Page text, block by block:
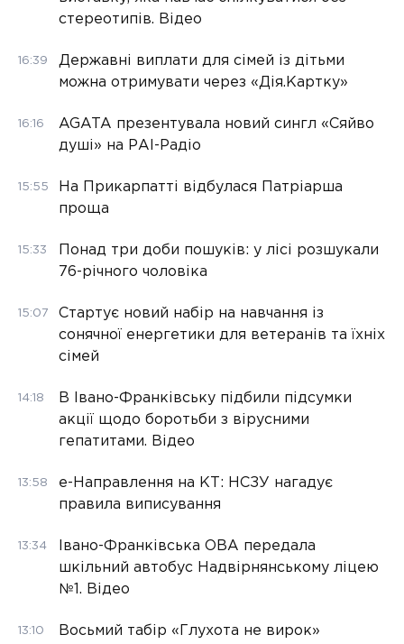
стереотипів. Відео
16:39
Державні виплати для сімей із дітьми
можна отримувати через «Дія.Картку»
16:16
AGATA презентувала новий сингл «Сяйво
душі» на РАІ-Радіо
15:55
На Прикарпатті відбулася Патріарша
проща
15:33
Понад три доби пошуків: у лісі розшукали
76-річного чоловіка
15:07
Стартує новий набір на навчання із
сонячної енергетики для ветеранів та їхніх
сімей
14:18
В Івано-Франківську підбили підсумки
акції щодо боротьби з вірусними
гепатитами. Відео
13:58
е-Направлення на КТ: НСЗУ нагадує
правила виписування
13:34
Івано-Франківська ОВА передала
шкільний автобус Надвірнянському ліцею
№1. Відео
13:10
Восьмий табір «Глухота не вирок»